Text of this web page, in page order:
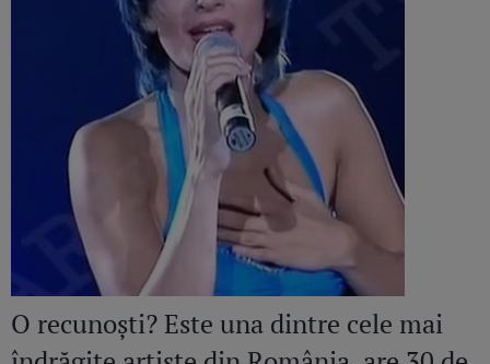
O recunoști? Este una dintre cele mai